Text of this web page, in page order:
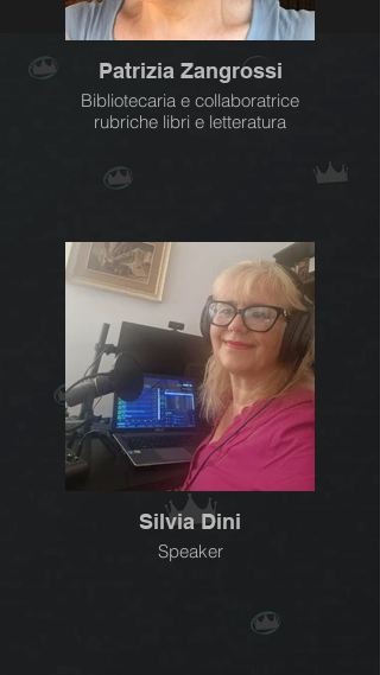
Patrizia Zangrossi
Bibliotecaria e collaboratrice
rubriche libri e letteratura
Silvia Dini
Speaker